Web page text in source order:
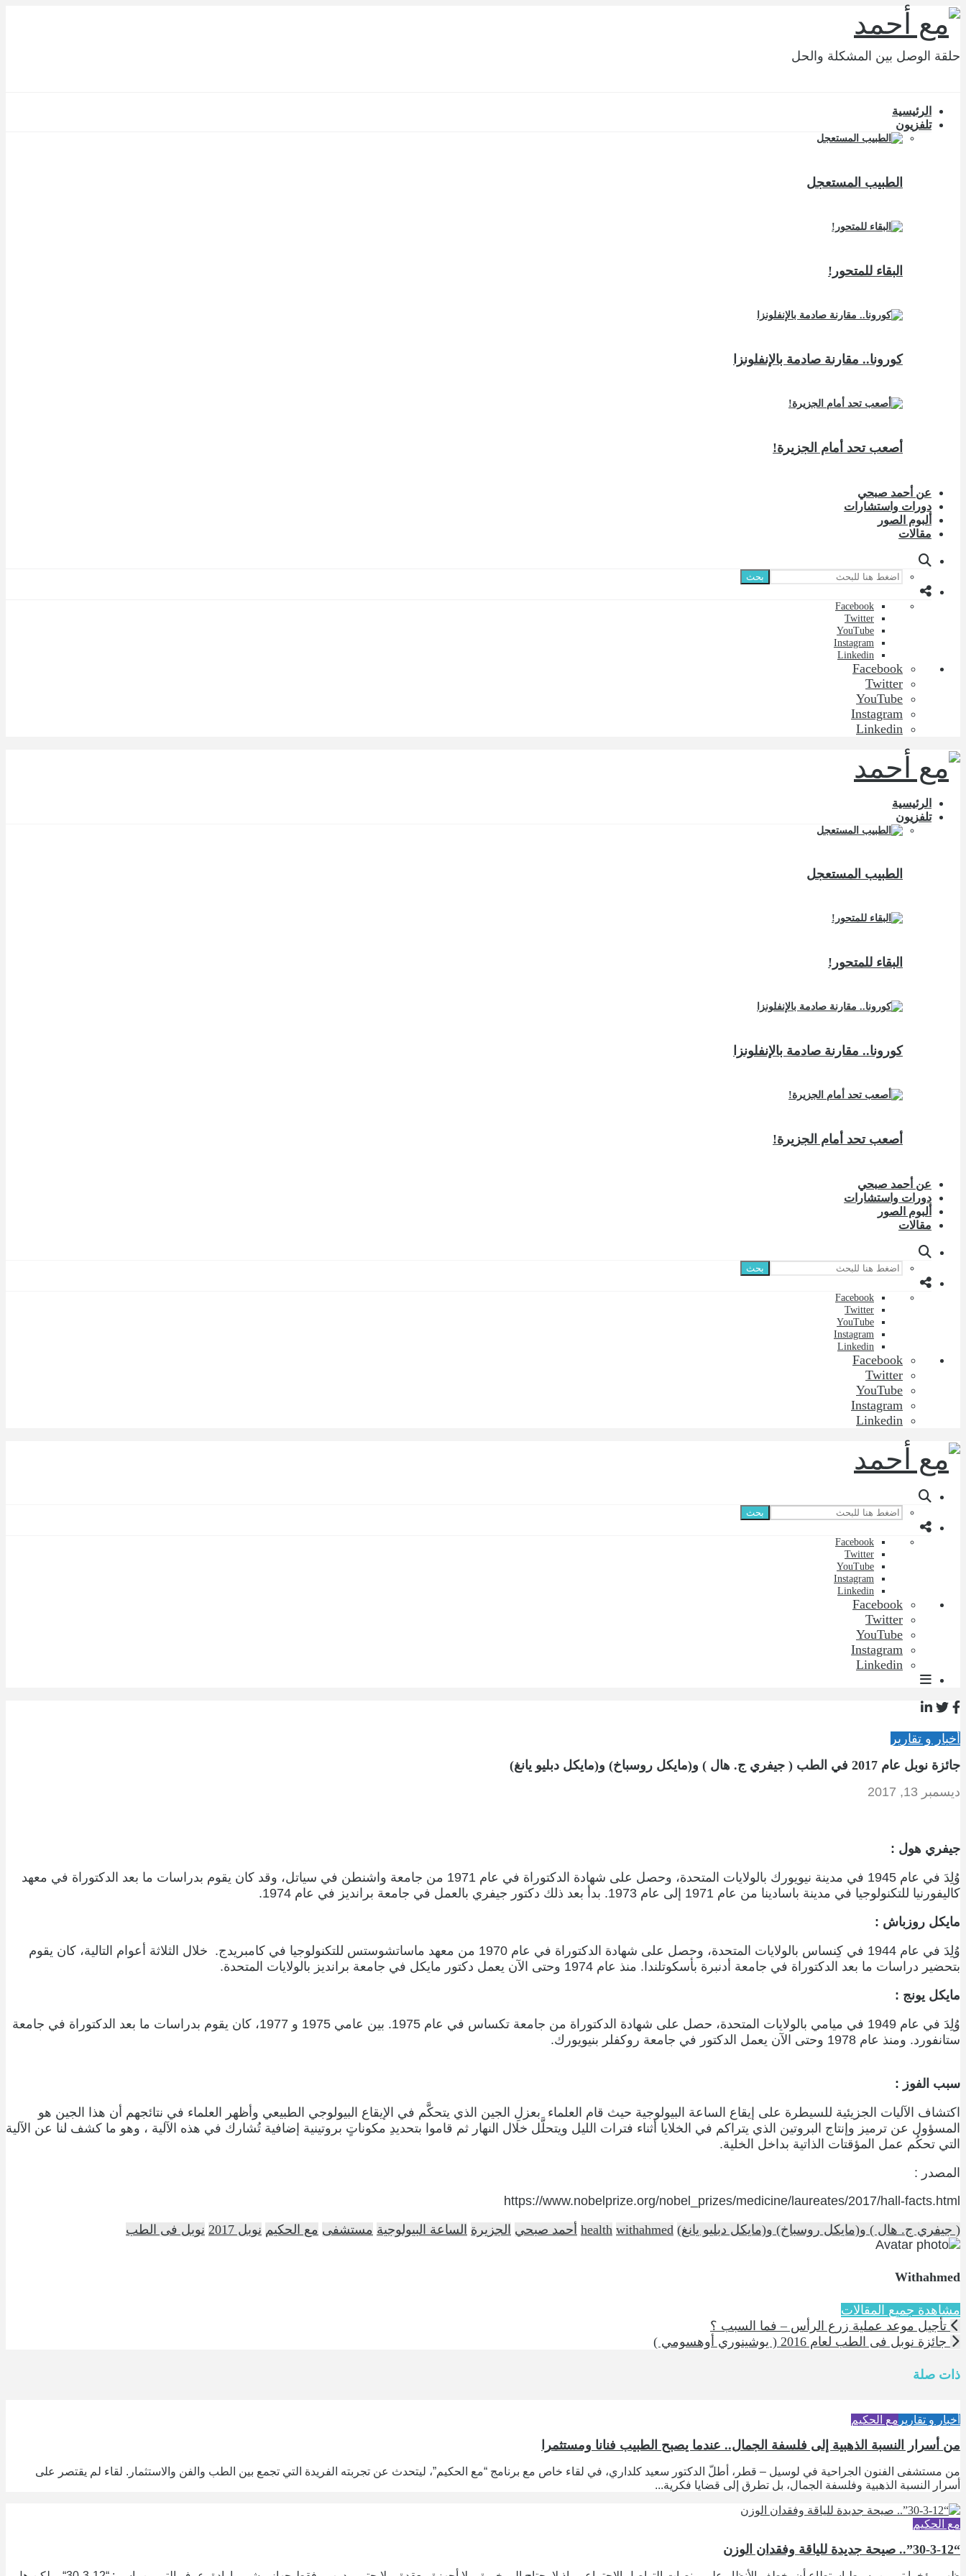
حلقة الوصل بين المشكلة والحل
الرئيسية
تلفزيون
الطبيب المستعجل
البقاء للمتحور!
كورونا.. مقارنة صادمة بالإنفلونزا
أصعب تحد أمام الجزيرة!
عن أحمد صبحي
دورات واستشارات
ألبوم الصور
مقالات
بحث
Facebook
Twitter
YouTube
Instagram
Linkedin
Facebook
Twitter
YouTube
Instagram
Linkedin
الرئيسية
تلفزيون
الطبيب المستعجل
البقاء للمتحور!
كورونا.. مقارنة صادمة بالإنفلونزا
أصعب تحد أمام الجزيرة!
عن أحمد صبحي
دورات واستشارات
ألبوم الصور
مقالات
بحث
Facebook
Twitter
YouTube
Instagram
Linkedin
Facebook
Twitter
YouTube
Instagram
Linkedin
بحث
Facebook
Twitter
YouTube
Instagram
Linkedin
Facebook
Twitter
YouTube
Instagram
Linkedin
أخبار و تقارير
جائزة نوبل عام 2017 في الطب ( جيفري ج. هال ) و(مايكل روسباخ) و(مايكل دبليو يانغ)
ديسمبر 13, 2017
جيفري هول :
وُلِدَ في عام 1945 في مدينة نيويورك بالولايات المتحدة، وحصل على شهادة الدكتوراة في عام 1971 من جامعة واشنطن في سياتل، وقد كان يقوم بدراسات ما بعد الدكتوراة في معهد
كاليفورنيا للتكنولوجيا في مدينة باسادينا من عام 1971 إلى عام 1973. بدأ بعد ذلك دكتور جيفري بالعمل في جامعة برانديز في عام 1974.
مايكل روزباش :
وُلِدَ في عام 1944 في كِنساس بالولايات المتحدة، وحصل على شهادة الدكتوراة في عام 1970 من معهد ماساتشوستس للتكنولوجيا في كامبريدج. خلال الثلاثة أعوام التالية، كان يقوم
بتحضير دراسات ما بعد الدكتوراة في جامعة أدنبرة بأسكوتلندا. منذ عام 1974 وحتى الآن يعمل دكتور مايكل في جامعة برانديز بالولايات المتحدة.
مايكل يونج :
وُلِدَ في عام 1949 في ميامي بالولايات المتحدة، حصل على شهادة الدكتوراة من جامعة تكساس في عام 1975. بين عامي 1975 و 1977، كان يقوم بدراسات ما بعد الدكتوراة في جامعة
ستانفورد. ومنذ عام 1978 وحتى الآن يعمل الدكتور في جامعة روكفلر بنيويورك.
سبب الفوز :
اكتشاف الآليات الجزيئية للسيطرة على إيقاع الساعة البيولوجية حيث قام العلماء بعزلِ الجين الذي يتحكَّم في الإيقاع البيولوجي الطبيعي وأظهر العلماء في نتائجهم أن هذا الجين هو
المسؤول عن ترميز وإنتاج البروتين الذي يتراكم في الخلايا أثناء فترات الليل ويتحلَّل خلال النهار ثم قاموا بتحديدِ مكوناتٍ بروتينية إضافية تُشارك في هذه الآلية ، وهو ما كشف لنا عن الآلية
التي تحكُم عمل المؤقتات الذاتية بداخل الخلية.
المصدر :
https://www.nobelprize.org/nobel_prizes/medicine/laureates/2017/hall-facts.html
( جيفري ج. هال ) و(مايكل روسباخ) و(مايكل دبليو يانغ)
health withahmed أحمد صبحي الجزيرة الساعة البيولوجية مستشفى مع الحكيم نوبل 2017 نوبل فى الطب
Withahmed
مشاهدة جميع المقالات
تأجيل موعد عملية زرع الرأس – فما السبب ؟
جائزة نوبل فى الطب لعام 2016 ( يوشينوري أوهسومي )
ذات صلة
أخبار و تقارير مع الحكيم
من أسرار النسبة الذهبية إلى فلسفة الجمال.. عندما يصبح الطبيب فنانا ومستثمرا
من مستشفى الفنون الجراحية في لوسيل – قطر، أطلّ الدكتور سعيد كلداري، في لقاء خاص مع برنامج “مع الحكيم”، ليتحدث عن تجربته الفريدة التي تجمع بين الطب والفن والاستثمار. لقاء لم يقتصر على
أسرار النسبة الذهبية وفلسفة الجمال، بل تطرق إلى قضايا فكرية...
مع الحكيم
“30-3-12”.. صيحة جديدة للياقة وفقدان الوزن